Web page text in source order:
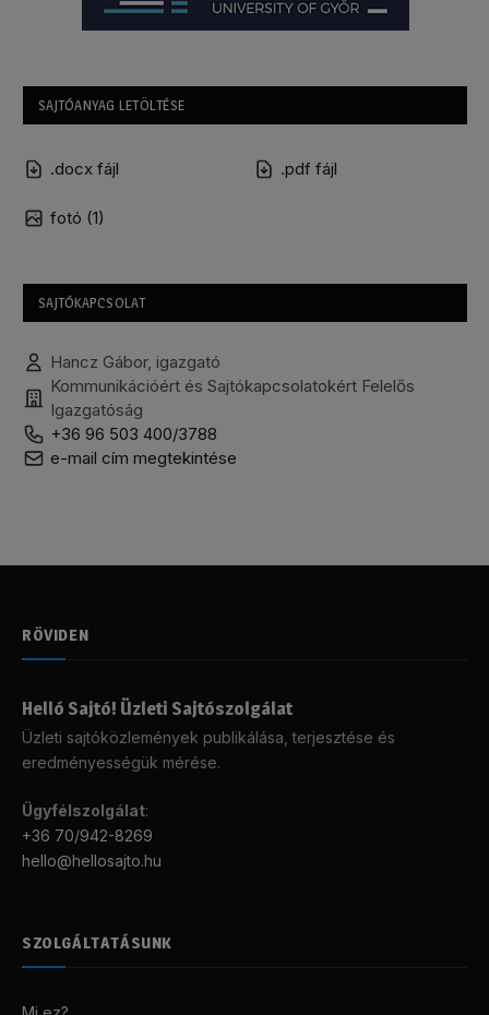
SAJTÓANYAG LETÖLTÉSE
.docx fájl .pdf fájl
fotó (1)
SAJTÓKAPCSOLAT
Hancz Gábor, igazgató
Kommunikációért és Sajtókapcsolatokért Felelős
Igazgatóság
+36 96 503 400/3788
e-mail cím megtekintése
RÖVIDEN
Helló Sajtó! Üzleti Sajtószolgálat
Üzleti sajtóközlemények publikálása, terjesztése és
eredményességük mérése.
Ügyfélszolgálat:
+36 70/942-8269
hello@hellosajto.hu
SZOLGÁLTATÁSUNK